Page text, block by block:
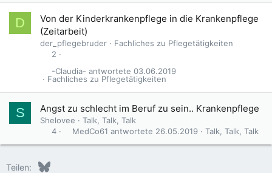
D
Von der Kinderkrankenpflege in die Krankenpflege
(Zeitarbeit)
der_pflegebruder
Fachliches zu Pflegetätigkeiten
2
Fachliches zu Pflegetätigkeiten
03.06.2019
-Claudia-
S Angst zu schlecht im Beruf zu sein.. Krankenpflege
Shelovee
Talk, Talk, Talk
4
Talk, Talk, Talk
26.05.2019
MedCo61
Teilen: Bluesky